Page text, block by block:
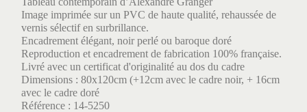
Image imprimée sur un PVC de haute qualité, rehaussée de
vernis sélectif en surbrillance.
Encadrement élégant, noir perlé ou baroque doré
Reproduction et encadrement de fabrication 100% française.
Livré avec un certificat d'originalité au dos du cadre
Dimensions : 80x120cm (+12cm avec le cadre noir, + 16cm
avec le cadre doré
Référence : 14-5250